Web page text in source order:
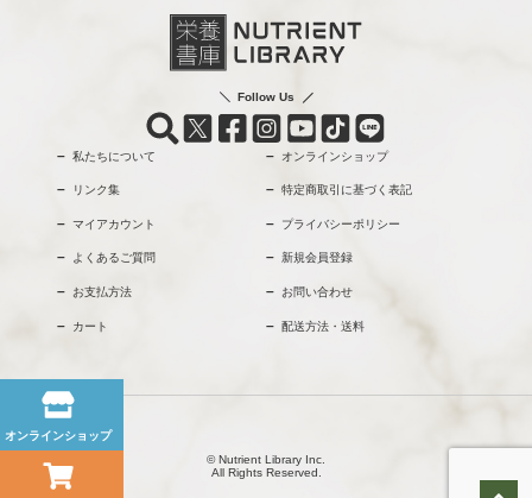
オンラインショップ
Follow Us
私たちについて オンラインショップ
リンク集 特定商取引に基づく表記
マイアカウント プライバシーポリシー
よくあるご質問 新規会員登録
お支払方法 お問い合わせ
カート 配送方法・送料
© Nutrient Library Inc.
All Rights Reserved.